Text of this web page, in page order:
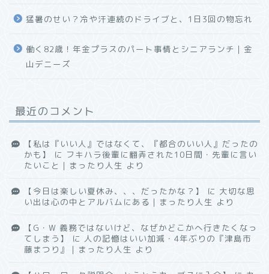
猛暑のせい？冷や汗連続のドライブと、1日3回の物忘れ
働く82歳！年金プラスのパート事情とシニアランチ｜金
山デニーズ
最近のコメント
【私は『いい人』ではなくて、『都合のいい人』だったの
かも】
に フキハラ後輩に翻弄された10日間・先輩に言い
たいこと｜まったり人生 より
【今日は楽しい夏休み、、、だったかな？】 に 大切な思
い出は心の中とアルバムにある｜まったり人生 より
【G・W 義務ではないけど、なぜかどこかへ行きたくなっ
てしまう】
に 人の記憶はいい加減・4年ぶりの『津島市
藤まつり』｜まったり人生 より